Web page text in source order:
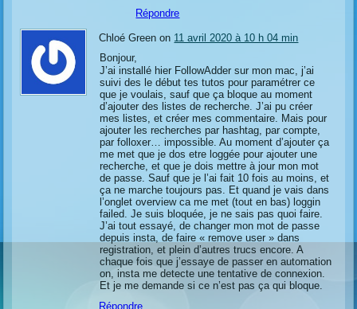
Répondre
Chloé Green on 11 avril 2020 à 10 h 04 min
Bonjour,
J’ai installé hier FollowAdder sur mon mac, j’ai
suivi des le début tes tutos pour paramétrer ce
que je voulais, sauf que ça bloque au moment
d’ajouter des listes de recherche. J’ai pu créer
mes listes, et créer mes commentaire. Mais pour
ajouter les recherches par hashtag, par compte,
par folloxer… impossible. Au moment d’ajouter ça
me met que je dos etre loggée pour ajouter une
recherche, et que je dois mettre à jour mon mot
de passe. Sauf que je l’ai fait 10 fois au moins, et
ça ne marche toujours pas. Et quand je vais dans
l’onglet overview ca me met (tout en bas) loggin
failed. Je suis bloquée, je ne sais pas quoi faire.
J’ai tout essayé, de changer mon mot de passe
depuis insta, de faire « remove user » dans
registration, et plein d’autres trucs encore. A
chaque fois que j’essaye de passer en automation
on, insta me detecte une tentative de connexion.
Et je me demande si ce n’est pas ça qui bloque.
Répondre